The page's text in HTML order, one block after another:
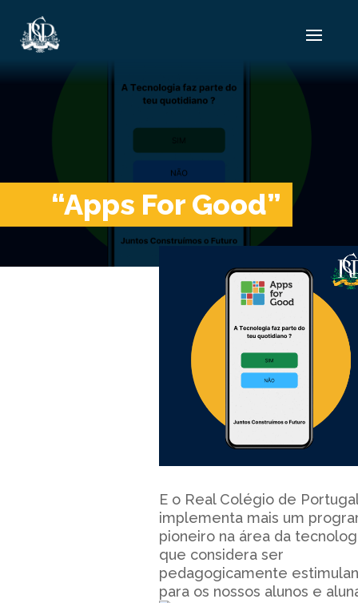
“Apps For Good”
E o Real Colégio de
implementa mais um
pioneiro na área da
que considera ser
pedagogicamente
para os nossos alunos e